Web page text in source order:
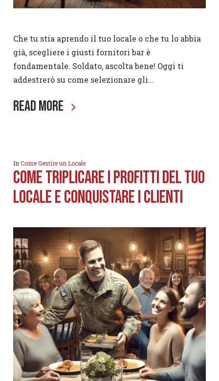
Che tu stia aprendo il tuo locale o che tu lo abbia
già, scegliere i giusti fornitori bar è
fondamentale. Soldato, ascolta bene! Oggi ti
addestrerò su come selezionare gli…
Read More
In Come Gestire un Locale
Come Triplicare i Profitti del tuo
locale e Conquistare i clienti